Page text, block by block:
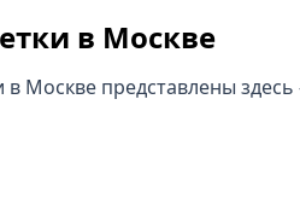
в Москве
Москве представлены